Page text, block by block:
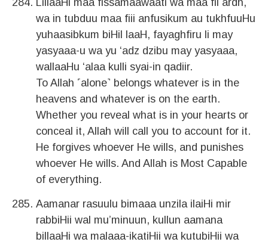
wa in tubduu maa fiii anfusikum au tukhfuuHu
yuhaasibkum biHil laaH, fayaghfiru li may
yasyaaa-u wa yu ‘adz dzibu may yasyaaa,
wallaaHu ‘alaa kulli syai-in qadiir.
To Allah ˹alone˺ belongs whatever is in the
heavens and whatever is on the earth.
Whether you reveal what is in your hearts or
conceal it, Allah will call you to account for it.
He forgives whoever He wills, and punishes
whoever He wills. And Allah is Most Capable
of everything.
Aamanar rasuulu bimaaa unzila ilaiHi mir
rabbiHii wal mu’minuun, kullun aamana
billaaHi wa malaaa-ikatiHii wa kutubiHii wa